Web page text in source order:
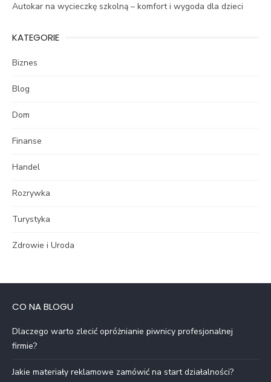
Autokar na wycieczkę szkolną – komfort i wygoda dla dzieci
KATEGORIE
Biznes
Blog
Dom
Finanse
Handel
Rozrywka
Turystyka
Zdrowie i Uroda
CO NA BLOGU
Dlaczego warto zlecić opróżnianie piwnicy profesjonalnej
firmie?
Jakie materiały reklamowe zamówić na start działalności?